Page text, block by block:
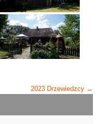
2023 Drzewiedzcy →